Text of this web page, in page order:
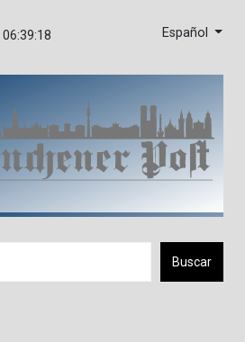
Español
Buscar